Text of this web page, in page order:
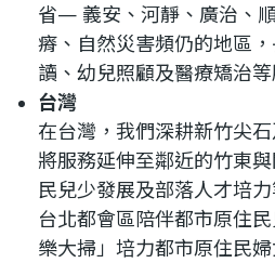
省— 義安、河靜、廣治、
瘠、自然災害頻仍的地區
讀、幼兒照顧及醫療矯治等
台灣
在台灣，我們深耕新竹尖
將服務延伸至鄰近的竹東
民兒少發展及部落人才培
台北都會區陪伴都市原住
樂大掃」培力都市原住民婦